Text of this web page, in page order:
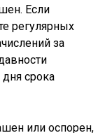
Если
регулярных
за
дня срока
или оспорен,